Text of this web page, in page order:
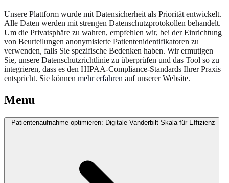
Unsere Plattform wurde mit Datensicherheit als Priorität entwickelt.
Alle Daten werden mit strengen Datenschutzprotokollen behandelt.
Um die Privatsphäre zu wahren, empfehlen wir, bei der Einrichtung
von Beurteilungen anonymisierte Patientenidentifikatoren zu
verwenden, falls Sie spezifische Bedenken haben. Wir ermutigen
Sie, unsere Datenschutzrichtlinie zu überprüfen und das Tool so zu
integrieren, dass es den HIPAA-Compliance-Standards Ihrer Praxis
entspricht. Sie können mehr erfahren auf unserer Website.
Menu
Patientenaufnahme optimieren: Digitale Vanderbilt-Skala für Effizienz